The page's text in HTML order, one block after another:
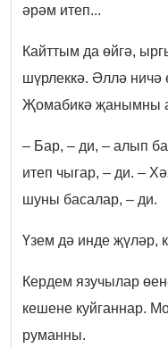
әрәм итеп...
Кайттым да өйгә,
шүрлеккә. Әллә
Җомабикә җанымны
– Бар, – ди, – алып
итеп чыгар, – ди. –
шуны басалар, – ди.
Үзем дә инде җүләр,
Кердем язучылар
кешене куйганнар.
руманны.